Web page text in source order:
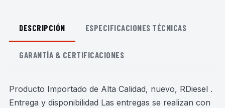
DESCRIPCIÓN ESPECIFICACIONES TÉCNICAS
GARANTÍA & CERTIFICACIONES
Producto Importado de Alta Calidad, nuevo, RDiesel .
Entrega y disponibilidad Las entregas se realizan con